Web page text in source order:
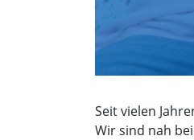
Seit vielen
Wir sind nah